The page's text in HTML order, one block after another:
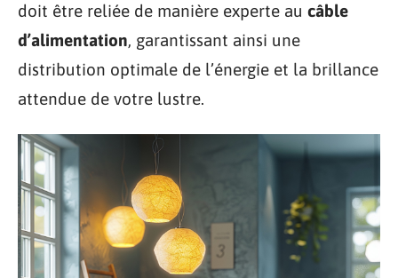
doit être reliée de manière experte au câble
d’alimentation, garantissant ainsi une
distribution optimale de l’énergie et la brillance
attendue de votre lustre.